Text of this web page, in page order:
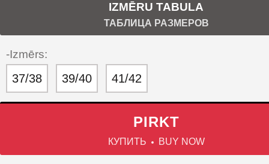
IZMĒRU TABULA
ТАБЛИЦА РАЗМЕРОВ
-Izmērs:
37/38 39/40 41/42
PIRKT
КУПИТЬ BUY NOW